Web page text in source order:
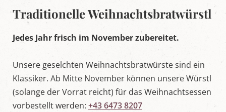
Traditionelle Weihnachtsbratwürstl
Jedes Jahr frisch im November zubereitet.
Unsere geselchten Weihnachtsbratwürste sind ein
Klassiker. Ab Mitte November können unsere Würstl
(solange der Vorrat reicht) für das Weihnachtsessen
vorbestellt werden: +43 6473 8207